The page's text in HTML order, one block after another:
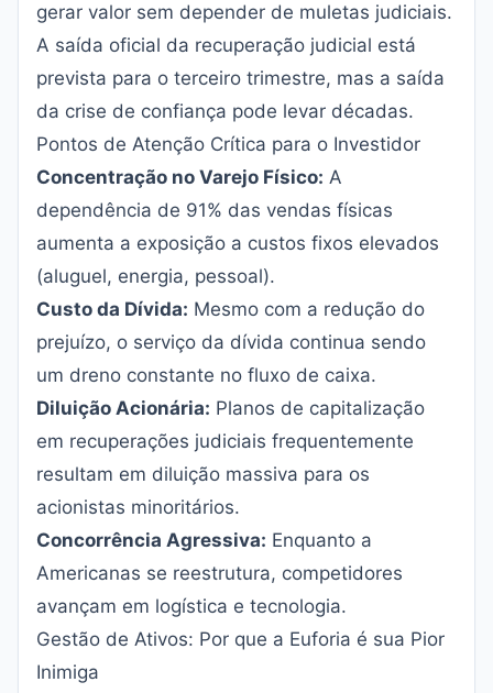
gerar valor sem depender de muletas judiciais.
A saída oficial da recuperação judicial está
prevista para o terceiro trimestre, mas a saída
da crise de confiança pode levar décadas.
Pontos de Atenção Crítica para o Investidor
Concentração no Varejo Físico: A
dependência de 91% das vendas físicas
aumenta a exposição a custos fixos elevados
(aluguel, energia, pessoal).
Custo da Dívida: Mesmo com a redução do
prejuízo, o serviço da dívida continua sendo
um dreno constante no fluxo de caixa.
Diluição Acionária: Planos de capitalização
em recuperações judiciais frequentemente
resultam em diluição massiva para os
acionistas minoritários.
Concorrência Agressiva: Enquanto a
Americanas se reestrutura, competidores
avançam em logística e tecnologia.
Gestão de Ativos: Por que a Euforia é sua Pior
Inimiga